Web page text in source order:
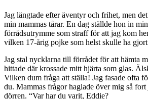
Jag längtade efter äventyr och frihet, men
min mammas tårar. En dag ställde hon in
förrådsutrymme som straff för att jag kom
vilken 17-årig pojke som helst skulle ha
Jag stal nycklarna till förrådet för att hämta
hittade där krossade mitt hjärta som glas.
Vilken dum fråga att ställa! Jag fasade ofta
du. Mammas frågor haglade över mig så
dörren. “Var har du varit, Eddie?